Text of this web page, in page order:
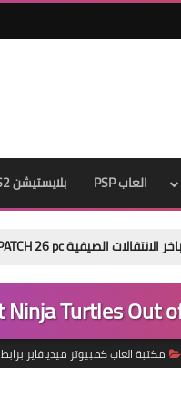
العاب PSP بلايستيشن PS2
مكتبة العاب كمبيوتر ميديافاير برابط